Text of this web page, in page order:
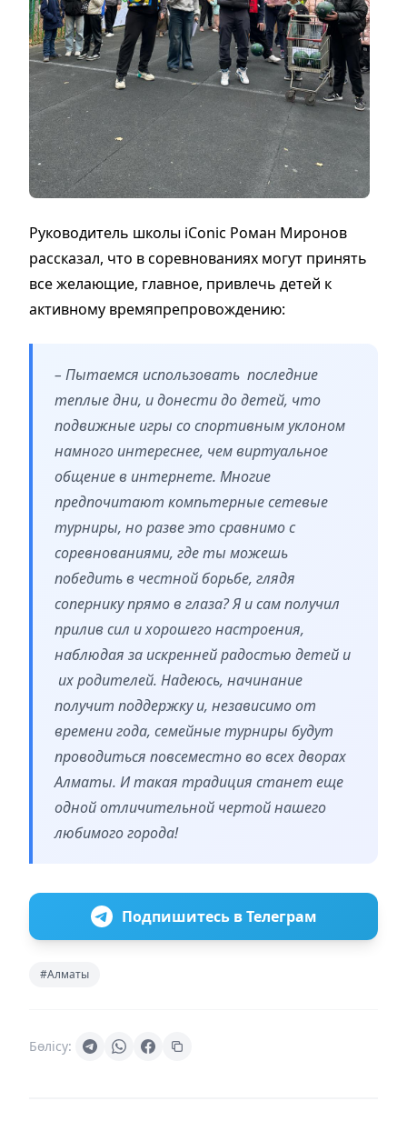
Руководитель школы iConic Роман Миронов
рассказал, что в соревнованиях могут принять
все желающие, главное, привлечь детей к
активному времяпрепровождению:
– Пытаемся использовать последние
теплые дни, и донести до детей, что
подвижные игры со спортивным уклоном
намного интереснее, чем виртуальное
общение в интернете. Многие
предпочитают компьтерные сетевые
турниры, но разве это сравнимо с
соревнованиями, где ты можешь
победить в честной борьбе, глядя
сопернику прямо в глаза? Я и сам получил
прилив сил и хорошего настроения,
наблюдая за искренней радостью детей и
их родителей. Надеюсь, начинание
получит поддержку и, независимо от
времени года, семейные турниры будут
проводиться повсеместно во всех дворах
Алматы. И такая традиция станет еще
одной отличительной чертой нашего
любимого города!
Подпишитесь в Телеграм
#Алматы
Бөлісу: